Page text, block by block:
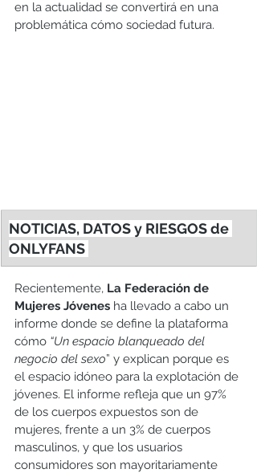
en la actualidad se convertirá en una
problemática cómo sociedad futura.
NOTICIAS, DATOS y RIESGOS de
ONLYFANS
Recientemente, La Federación de
Mujeres Jóvenes ha llevado a cabo un
informe donde se define la plataforma
cómo “Un espacio blanqueado del
negocio del sexo” y explican porque es
el espacio idóneo para la explotación de
jóvenes. El informe refleja que un 97%
de los cuerpos expuestos son de
mujeres, frente a un 3% de cuerpos
masculinos, y que los usuarios
consumidores son mayoritariamente